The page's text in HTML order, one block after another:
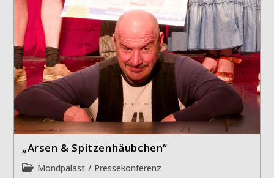
„Arsen & Spitzenhäubchen“
Beitrags-
Mondpalast / Pressekonferenz